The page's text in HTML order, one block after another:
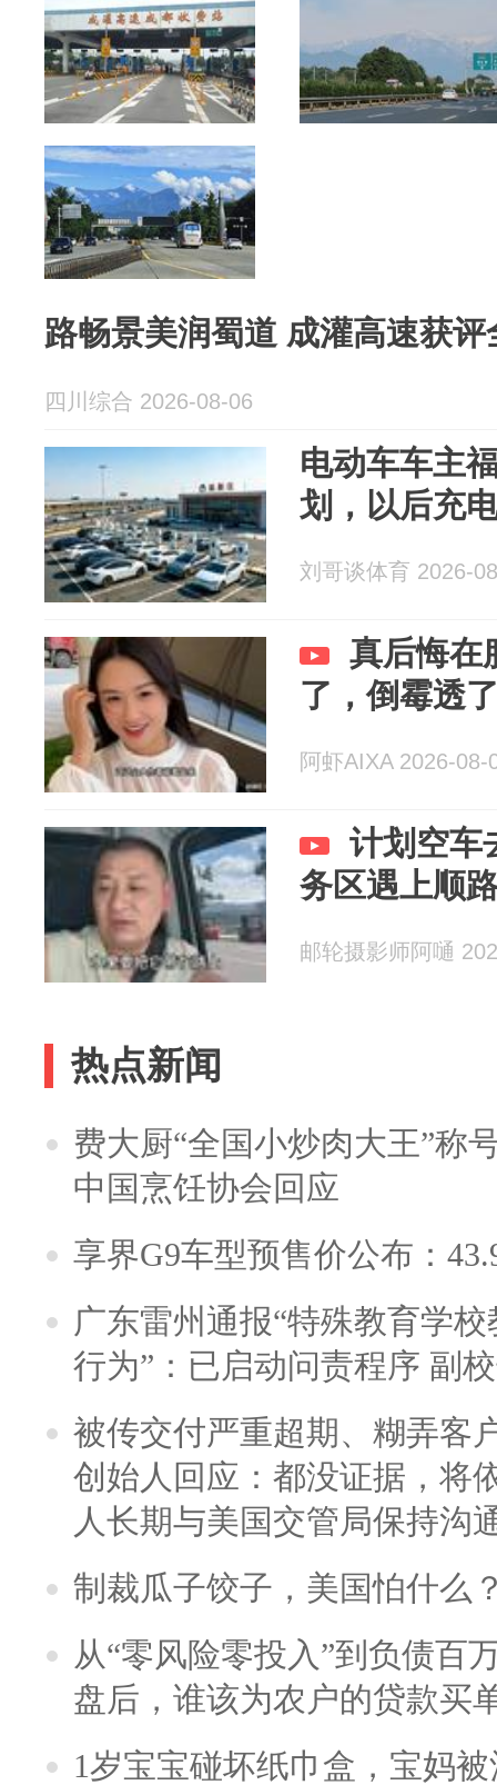
路畅景美润蜀道 成灌高速获
四川综合 2026-08-06
电动车车主
划，以后充
刘哥谈体育 2026-
真后悔在
了，倒霉透
阿虾AIXA 2026-08-
计划空车
务区遇上顺
邮轮摄影师阿嗵
热点新闻
费大厨“全国小炒肉大王”称
中国烹饪协会回应
享界G9车型预售价公布：
广东雷州通报“特殊教育学
行为”：已启动问责程序 副
被传交付严重超期、糊弄客
创始人回应：都没证据，将
人长期与美国交管局保持沟
制裁瓜子饺子，美国怕什么
从“零风险零投入”到负债百
盘后，谁该为农户的贷款买
1岁宝宝碰坏纸巾盒，宝妈